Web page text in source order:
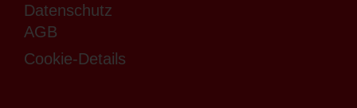
Datenschutz
AGB
Cookie-Details